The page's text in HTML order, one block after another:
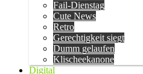
Fail-Dienstag
Cute News
Retro
Gerechtigkeit siegt
Dumm gelaufen
Klischeekanone
Digital